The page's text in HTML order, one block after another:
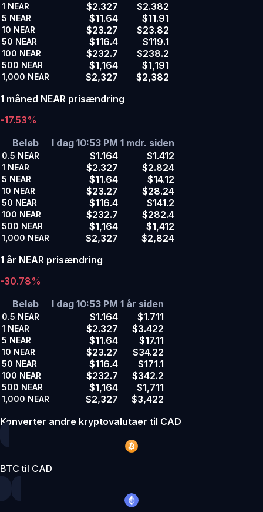
1 NEAR $2.327 $2.382
5 NEAR $11.64 $11.91
10 NEAR $23.27 $23.82
50 NEAR $116.4 $119.1
100 NEAR $232.7 $238.2
500 NEAR $1,164 $1,191
1,000 NEAR $2,327
$2,382
1 måned NEAR prisændring
-17.53%
Beløb
I dag 10:53 PM 1 mdr. siden
0.5 NEAR $1.164 $1.412
1 NEAR $2.327 $2.824
5 NEAR $11.64 $14.12
10 NEAR $23.27 $28.24
50 NEAR $116.4 $141.2
100 NEAR $232.7 $282.4
500 NEAR $1,164 $1,412
1,000 NEAR $2,327
$2,824
1 år NEAR prisændring
-30.78%
Beløb
I dag 10:53 PM 1 år siden
0.5 NEAR $1.164 $1.711
1 NEAR $2.327 $3.422
5 NEAR $11.64 $17.11
10 NEAR $23.27 $34.22
50 NEAR $116.4 $171.1
100 NEAR $232.7 $342.2
500 NEAR $1,164 $1,711
1,000 NEAR $2,327
$3,422
Konverter andre kryptovalutaer til CAD
BTC til CAD